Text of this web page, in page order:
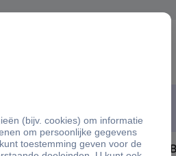
USB-C-aansluitingen en 1